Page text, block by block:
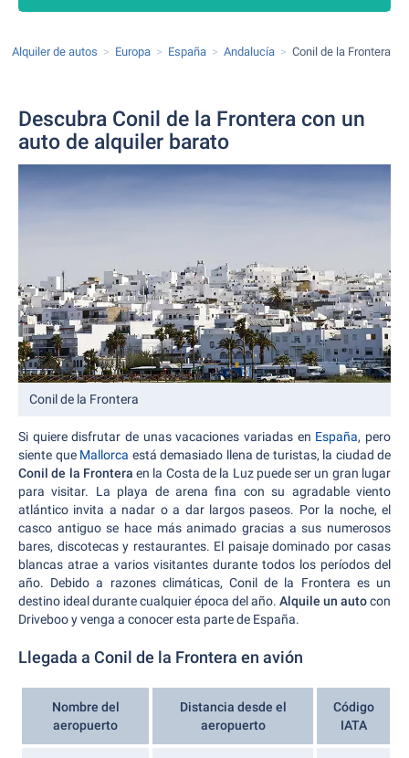
Alquiler de autos Europa España Andalucía Conil de la Frontera
Descubra Conil de la Frontera con un
auto de alquiler barato
Conil de la Frontera
Si quiere disfrutar de unas vacaciones variadas en España, pero
siente que Mallorca está demasiado llena de turistas, la ciudad de
Conil de la Frontera en la Costa de la Luz puede ser un gran lugar
para visitar. La playa de arena fina con su agradable viento
atlántico invita a nadar o a dar largos paseos. Por la noche, el
casco antiguo se hace más animado gracias a sus numerosos
bares, discotecas y restaurantes. El paisaje dominado por casas
blancas atrae a varios visitantes durante todos los períodos del
año. Debido a razones climáticas, Conil de la Frontera es un
destino ideal durante cualquier época del año. Alquile un autocon
Driveboo y venga a conocer esta parte de España.
Llegada a Conil de la Frontera en avión
Nombre del
aeropuerto
Distancia desde el
aeropuerto
Código
IATA